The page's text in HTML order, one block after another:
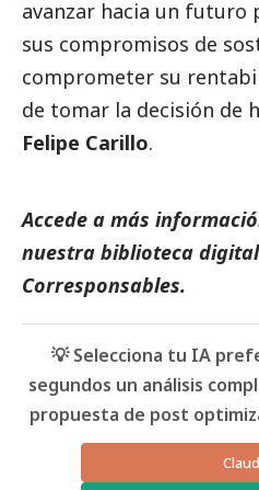
avanzar hacia un futuro
sus compromisos de
comprometer su
de tomar la decisión de
Felipe Carillo.
Accede a más
nuestra biblioteca
Corresponsables.
💡 Selecciona tu IA
segundos un análisis
propuesta de post